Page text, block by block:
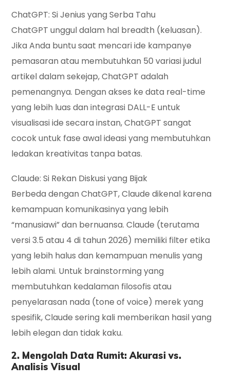
ChatGPT: Si Jenius yang Serba Tahu
ChatGPT unggul dalam hal breadth (keluasan).
Jika Anda buntu saat mencari ide kampanye
pemasaran atau membutuhkan 50 variasi judul
artikel dalam sekejap, ChatGPT adalah
pemenangnya. Dengan akses ke data real-time
yang lebih luas dan integrasi DALL-E untuk
visualisasi ide secara instan, ChatGPT sangat
cocok untuk fase awal ideasi yang membutuhkan
ledakan kreativitas tanpa batas.
Claude: Si Rekan Diskusi yang Bijak
Berbeda dengan ChatGPT, Claude dikenal karena
kemampuan komunikasinya yang lebih
“manusiawi” dan bernuansa. Claude (terutama
versi 3.5 atau 4 di tahun 2026) memiliki filter etika
yang lebih halus dan kemampuan menulis yang
lebih alami. Untuk brainstorming yang
membutuhkan kedalaman filosofis atau
penyelarasan nada (tone of voice) merek yang
spesifik, Claude sering kali memberikan hasil yang
lebih elegan dan tidak kaku.
2. Mengolah Data Rumit: Akurasi vs.
Analisis Visual